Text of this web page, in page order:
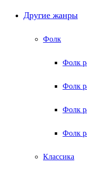
Другие жанры
Фолк
Фолк
Фолк
Фолк
Фолк
Классика